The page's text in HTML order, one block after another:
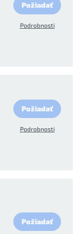
Požiadať
Podrobnosti
Požiadať
Podrobnosti
Požiadať